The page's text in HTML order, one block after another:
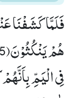
فَلَمَّا كَشَفْنَا
فِی الْیَمِّ